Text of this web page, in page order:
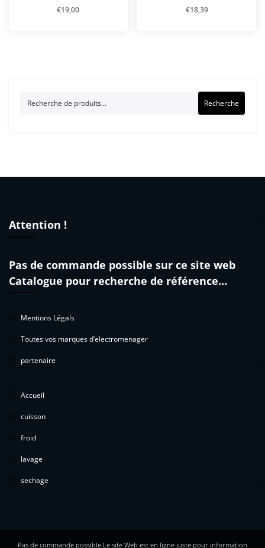
€19,00 €18,39
Recherche
Attention !
Pas de commande possible sur ce site web
Catalogue pour recherche de référence…
Mentions Légals
Toutes vos marques d’electromenager
partenaire
Accueil
cuisson
froid
lavage
sechage
Pas de commande possible Le site Web est en ligne juste pour information